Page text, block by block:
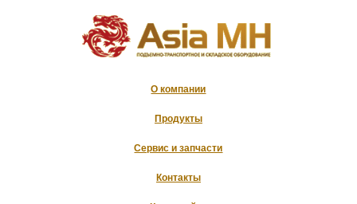
О компании
Продукты
Сервис и запчасти
Контакты